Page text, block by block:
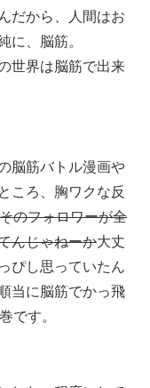
だから、人間はお
に、脳筋。
世界は脳筋で出来
脳筋バトル漫画や
ころ、胸ワクな反
のフォロワーが全
んじゃねーか大丈
ぴし思っていたん
当に脳筋でかっ飛
です。